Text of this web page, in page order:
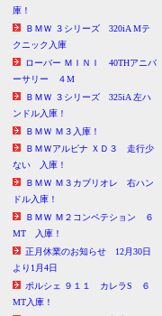
庫！
ＢＭＷ ３シリーズ 320iA Mテ
クニック入庫
ローバー ＭＩＮＩ 40THアニバ
ーサリー ４M
ＢＭＷ ３シリーズ 325iA 左ハ
ンドル入庫！
ＢＭＷ Ｍ３入庫！
ＢＭＷアルピナ ＸＤ３ 走行少
ない 入庫！
ＢＭＷ Ｍ３カブリオレ 右ハン
ドル入庫！
ＢＭＷ Ｍ２コンペテション ６
MT 入庫！
正月休業のお知らせ 12月30日
より1月4日
ポルシェ ９１１ カレラS ６
MT入庫！